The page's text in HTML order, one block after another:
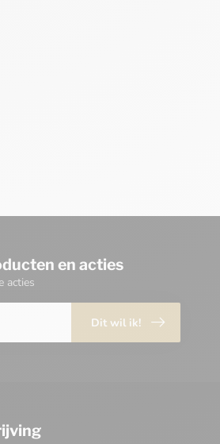
en acties
acties
Dit wil ik!